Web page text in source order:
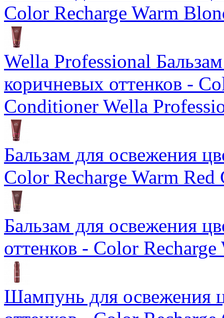
Color Recharge Warm
Wella Professional
коричневых оттенков -
Conditioner Wella
Бальзам для освежения
Color Recharge Warm
Бальзам для освежения
оттенков - Color
Шампунь для освежения